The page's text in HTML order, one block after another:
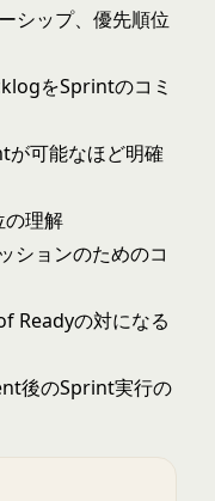
シップ、優先順位
をSprintのコミ
可能なほど明確
の理解
ションのためのコ
Readyの対になる
後のSprint実行の